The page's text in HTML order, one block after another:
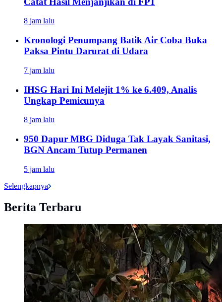
8 jam lalu
Kronologi Penumpang Batik Air Coba Buka
Paksa Pintu Darurat di Udara
7 jam lalu
IHSG Hari Ini Melejit 1% ke 6.409, Analis
Ungkap Pemicunya
8 jam lalu
950 Dapur MBG Diduga Tak Layak Sanitasi,
BGN Ancam Tutup Permanen
5 jam lalu
Selengkapnya
Berita Terbaru